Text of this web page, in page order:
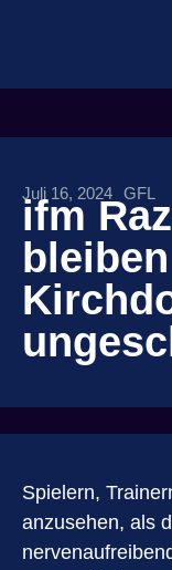
Juli 16, 2024 GFL
ifm
Spielern,
anzusehen, als